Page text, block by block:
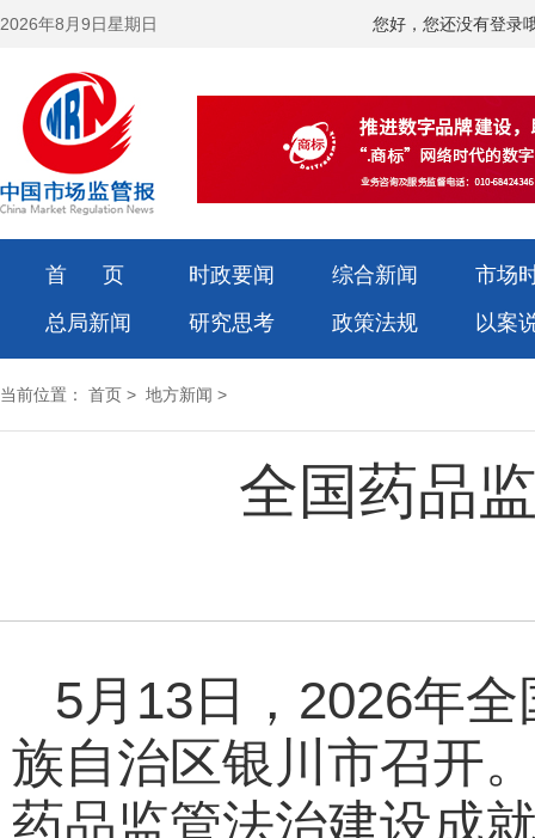
2026年8月9日星期日 您好，您还没有登录
首 页 时政要闻 综合新闻
市场
总局新闻
研究思考 政策法规 以案
当前位置： 首页 > 地方新闻 >
全国药品
5月13日，2026年
族自治区银川市召开
药品监管法治建设成